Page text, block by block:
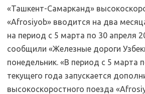
«Ташкент-Самарканд»
«Afrosiyob» вводится на два
на период с 5 марта по 30 апреля
сообщили «Железные дороги
понедельник. «В период с 5 марта
текущего года запускается
высокоскоростного поезда